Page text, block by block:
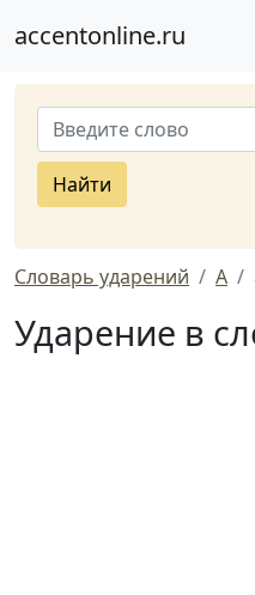
accentonline.ru
Найти
Словарь ударений А
Ударение в